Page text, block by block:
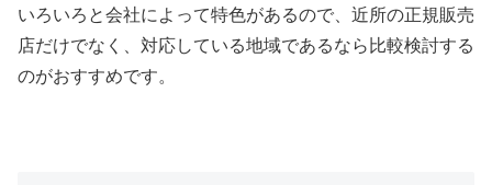
いろいろと会社によって特色があるので、近所の正規販売
店だけでなく、対応している地域であるなら比較検討する
のがおすすめです。